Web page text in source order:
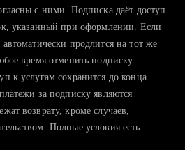
с ними. Подписка даёт доступ
указанный при оформлении. Если
продлится на тот же
время отменить подписку
к услугам сохранится до конца
за подписку являются
возврату, кроме случаев,
Полные условия есть